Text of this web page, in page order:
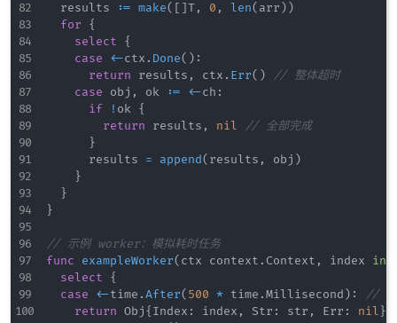
	results
:= make( [ ]T, 0 , len( arr ) )
for
{
select
{
case
<-ctx . Done( ) :
return results , ctx . Err( )
// 整体超时
case obj , ok := <-ch :
if
! ok {
return results , nil
// 全部完成
}
			results
= append( results , obj )
}
}
}
// 示例 worker：模拟耗时任务
func
exampleWorker( ctx context . Context , index int
select
{
case
<-time .After( 500 * time .Millisecond ) :
// 模
return Obj{ Index : index , Str : str , Err : nil }